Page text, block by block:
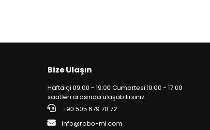
Bize Ulaşın
Haftaiçi 09:00 - 19:00 Cumartesi 10:00 - 17:00
saatleri arasında ulaşabilirsiniz.
+90 505 679 70 72
info@robo-mi.com